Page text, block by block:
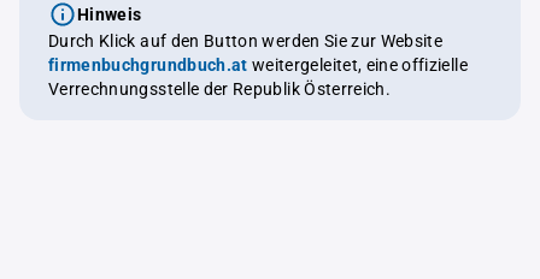
Hinweis
Durch Klick auf den Button werden Sie zur Website
firmenbuchgrundbuch.at weitergeleitet, eine offizielle
Verrechnungsstelle der Republik Österreich.